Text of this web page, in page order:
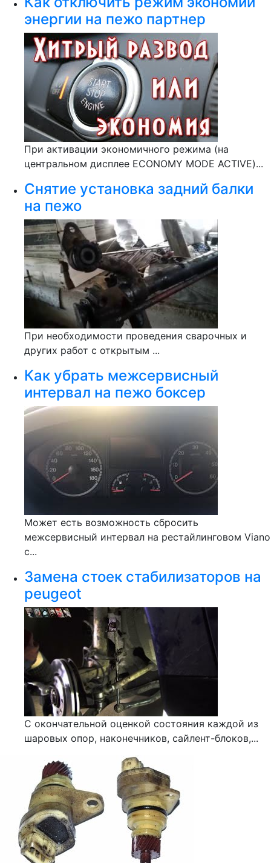
энергии на пежо партнер
При активации экономичного режима (на
центральном дисплее ECONOMY MODE ACTIVE)...
Снятие установка задний балки
на пежо
При необходимости проведения сварочных и
других работ с открытым ...
Как убрать межсервисный
интервал на пежо боксер
Может есть возможность сбросить
межсервисный интервал на рестайлинговом Viano
с...
Замена стоек стабилизаторов на
peugeot
С окончательной оценкой состояния каждой из
шаровых опор, наконечников, сайлент-блоков,...